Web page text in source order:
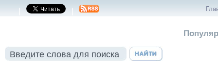
| |